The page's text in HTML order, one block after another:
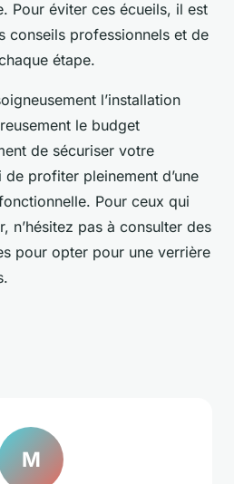
Pour éviter ces écueils, il est
conseils professionnels et de
étape.
l’installation
le budget
de sécuriser votre
profiter pleinement d’une
Pour ceux qui
n’hésitez pas à consulter des
pour opter pour une verrière
M